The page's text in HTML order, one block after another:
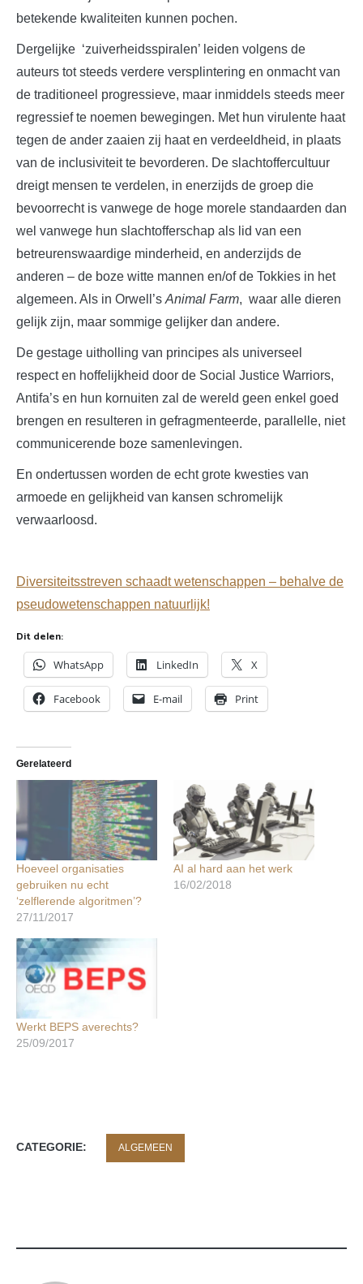
betekende kwaliteiten kunnen pochen.
Dergelijke ‘zuiverheidsspiralen’ leiden volgens de
auteurs tot steeds verdere versplintering en onmacht van
de traditioneel progressieve, maar inmiddels steeds meer
regressief te noemen bewegingen. Met hun virulente haat
tegen de ander zaaien zij haat en verdeeldheid, in plaats
van de inclusiviteit te bevorderen. De slachtoffercultuur
dreigt mensen te verdelen, in enerzijds de groep die
bevoorrecht is vanwege de hoge morele standaarden dan
wel vanwege hun slachtofferschap als lid van een
betreurenswaardige minderheid, en anderzijds de
anderen – de boze witte mannen en/of de Tokkies in het
algemeen. Als in Orwell’s Animal Farm, waar alle dieren
gelijk zijn, maar sommige gelijker dan andere.
De gestage uitholling van principes als universeel
respect en hoffelijkheid door de Social Justice Warriors,
Antifa’s en hun kornuiten zal de wereld geen enkel goed
brengen en resulteren in gefragmenteerde, parallelle, niet
communicerende boze samenlevingen.
En ondertussen worden de echt grote kwesties van
armoede en gelijkheid van kansen schromelijk
verwaarloosd.
Diversiteitsstreven schaadt wetenschappen – behalve de
pseudowetenschappen natuurlijk!
Dit delen:
WhatsApp LinkedIn X
Facebook E-mail Print
Gerelateerd
Hoeveel organisaties
gebruiken nu echt
‘zelflerende algoritmen’?
27/11/2017
AI al hard aan het werk
16/02/2018
Werkt BEPS averechts?
25/09/2017
CATEGORIE: ALGEMEEN